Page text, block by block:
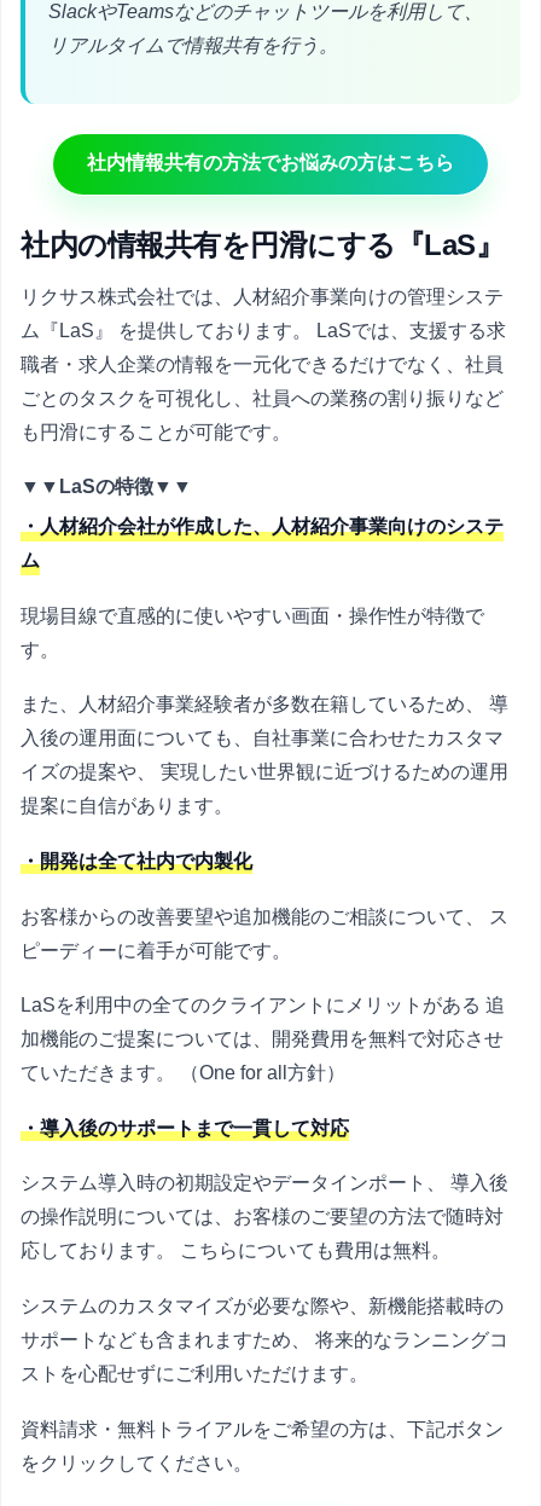
SlackやTeamsなどのチャットツールを利用して、
リアルタイムで情報共有を行う。
社内情報共有の方法でお悩みの方はこちら
社内の情報共有を円滑にする『LaS』
リクサス株式会社では、人材紹介事業向けの管理システ
ム『LaS』 を提供しております。 LaSでは、支援する求
職者・求人企業の情報を一元化できるだけでなく、社員
ごとのタスクを可視化し、社員への業務の割り振りなど
も円滑にすることが可能です。
▼▼LaSの特徴▼▼
・人材紹介会社が作成した、人材紹介事業向けのシステ
ム
現場目線で直感的に使いやすい画面・操作性が特徴で
す。
また、人材紹介事業経験者が多数在籍しているため、 導
入後の運用面についても、自社事業に合わせたカスタマ
イズの提案や、 実現したい世界観に近づけるための運用
提案に自信があります。
・開発は全て社内で内製化
お客様からの改善要望や追加機能のご相談について、 ス
ピーディーに着手が可能です。
LaSを利用中の全てのクライアントにメリットがある 追
加機能のご提案については、開発費用を無料で対応させ
ていただきます。 （One for all方針）
・導入後のサポートまで一貫して対応
システム導入時の初期設定やデータインポート、 導入後
の操作説明については、お客様のご要望の方法で随時対
応しております。 こちらについても費用は無料。
システムのカスタマイズが必要な際や、新機能搭載時の
サポートなども含まれますため、 将来的なランニングコ
ストを心配せずにご利用いただけます。
資料請求・無料トライアルをご希望の方は、下記ボタン
をクリックしてください。